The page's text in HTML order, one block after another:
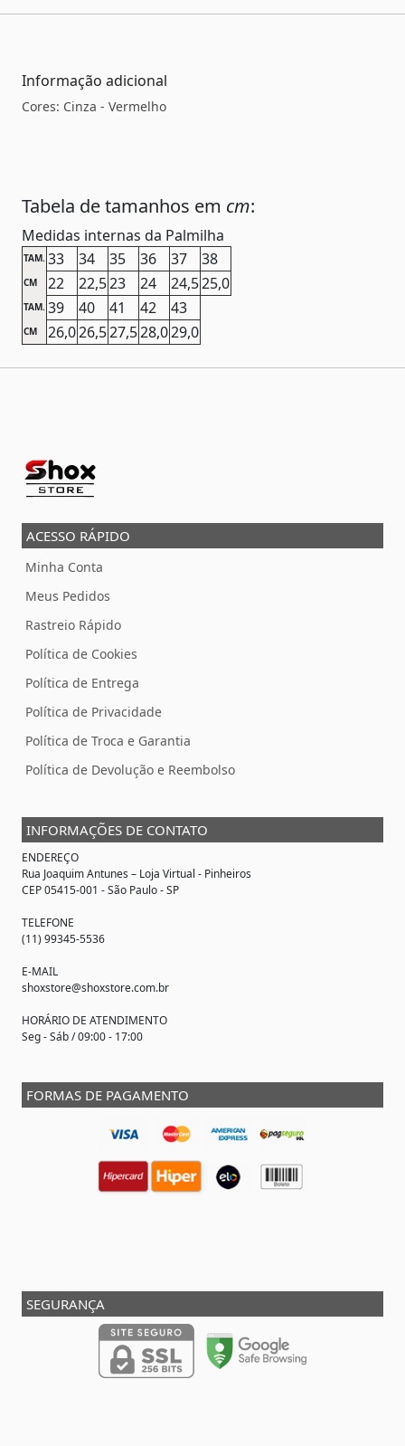
Informação adicional
Cores: Cinza - Vermelho
Tabela de tamanhos em cm:
Medidas internas da Palmilha
TAM. 33 34 35 36 37 38
CM 22 22,523 24 24,525,0
TAM. 39 40 41 42 43
CM 26,026,527,528,029,0
ACESSO RÁPIDO
Minha Conta
Meus Pedidos
Rastreio Rápido
Política de Cookies
Política de Entrega
Política de Privacidade
Política de Troca e Garantia
Política de Devolução e Reembolso
INFORMAÇÕES DE CONTATO
ENDEREÇO
Rua Joaquim Antunes – Loja Virtual - Pinheiros
CEP 05415-001 - São Paulo - SP
TELEFONE
(11) 99345-5536
E-MAIL
shoxstore@shoxstore.com.br
HORÁRIO DE ATENDIMENTO
Seg - Sáb / 09:00 - 17:00
FORMAS DE PAGAMENTO
SEGURANÇA